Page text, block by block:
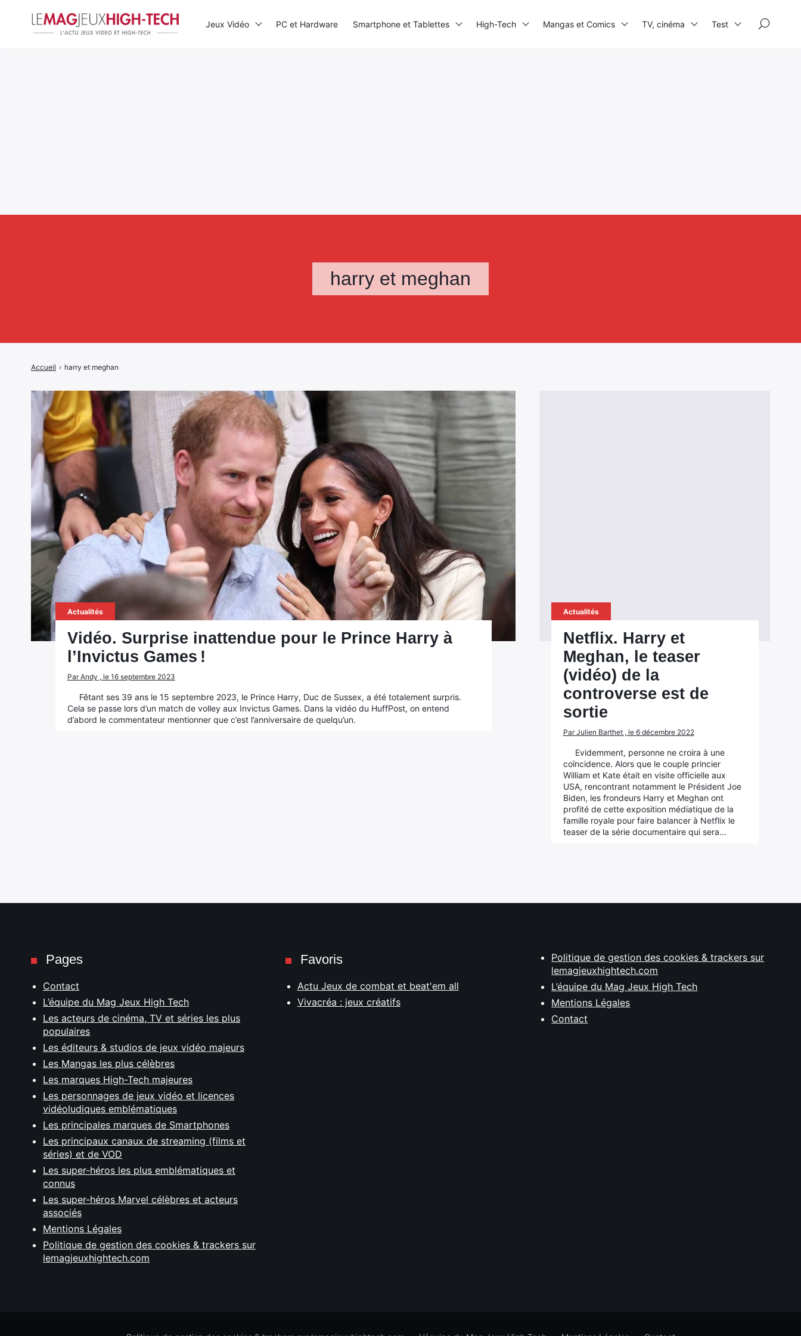
harry et meghan
Accueil › harry et meghan
Actualités
Vidéo. Surprise inattendue pour le Prince Harry à
l’Invictus Games !
Par Andy , le 16 septembre 2023
Fêtant ses 39 ans le 15 septembre 2023, le Prince Harry, Duc de Sussex, a été totalement surpris.
Cela se passe lors d’un match de volley aux Invictus Games. Dans la vidéo du HuffPost, on entend
d’abord le commentateur mentionner que c’est l’anniversaire de quelqu’un.
Actualités
Netflix. Harry et
Meghan, le teaser
(vidéo) de la
controverse est de
sortie
Par Julien Barthet , le 6 décembre 2022
Evidemment, personne ne croira à une
coïncidence. Alors que le couple princier
William et Kate était en visite officielle aux
USA, rencontrant notamment le Président Joe
Biden, les frondeurs Harry et Meghan ont
profité de cette exposition médiatique de la
famille royale pour faire balancer à Netflix le
teaser de la série documentaire qui sera…
Jeux Vidéo PC et Hardware Smartphone et Tablettes High-Tech Mangas et Comics TV, cinéma Test
Pages
Contact
L’équipe du Mag Jeux High Tech
Les acteurs de cinéma, TV et séries les plus
populaires
Les éditeurs & studios de jeux vidéo majeurs
Les Mangas les plus célèbres
Les marques High-Tech majeures
Les personnages de jeux vidéo et licences
vidéoludiques emblématiques
Les principales marques de Smartphones
Les principaux canaux de streaming (films et
séries) et de VOD
Les super-héros les plus emblématiques et
connus
Les super-héros Marvel célèbres et acteurs
associés
Mentions Légales
Politique de gestion des cookies & trackers sur
lemagjeuxhightech.com
Favoris
Actu Jeux de combat et beat'em all
Vivacréa : jeux créatifs
Politique de gestion des cookies & trackers sur
lemagjeuxhightech.com
L’équipe du Mag Jeux High Tech
Mentions Légales
Contact